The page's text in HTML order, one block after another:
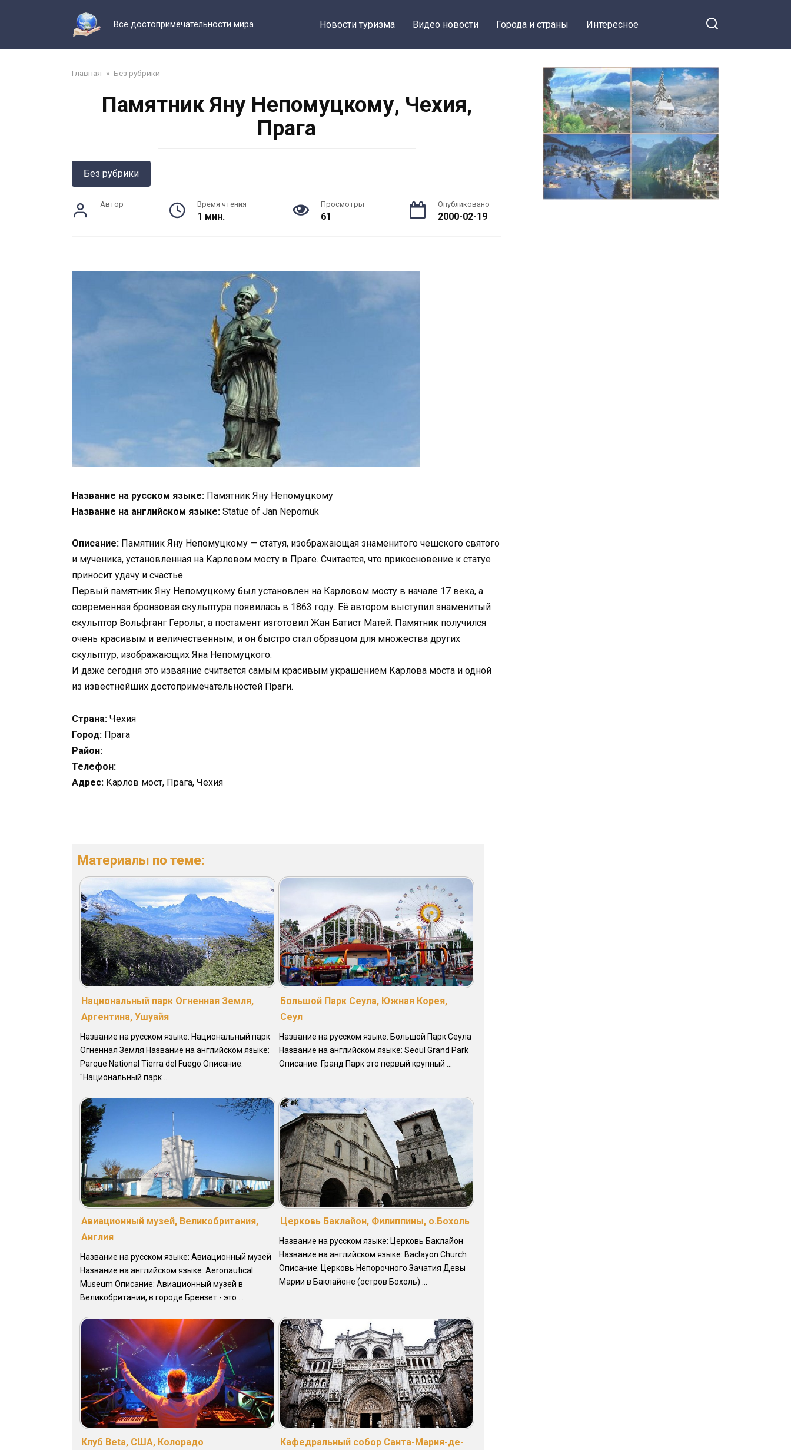
Все достопримечательности мира Новости туризма Видео новости Города и страны Интересное
Главная » Без рубрики
Памятник Яну Непомуцкому, Чехия,
Прага
Без рубрики
Автор Время чтения
1 мин.
Просмотры
61
Опубликовано
2000-02-19
Название на русском языке: Памятник Яну Непомуцкому
Название на английском языке: Statue of Jan Nepomuk
Описание: Памятник Яну Непомуцкому — статуя, изображающая знаменитого чешского святого
и мученика, установленная на Карловом мосту в Праге. Считается, что прикосновение к статуе
приносит удачу и счастье.
Первый памятник Яну Непомуцкому был установлен на Карловом мосту в начале 17 века, а
современная бронзовая скульптура появилась в 1863 году. Её автором выступил знаменитый
скульптор Вольфганг Герольт, а постамент изготовил Жан Батист Матей. Памятник получился
очень красивым и величественным, и он быстро стал образцом для множества других
скульптур, изображающих Яна Непомуцкого.
И даже сегодня это изваяние считается самым красивым украшением Карлова моста и одной
из известнейших достопримечательностей Праги.
Страна: Чехия
Город: Прага
Район:
Телефон:
Адрес: Карлов мост, Прага, Чехия
Материалы по теме:
Национальный парк Огненная Земля,
Аргентина, Ушуайя
Название на русском языке: Национальный парк
Огненная Земля Название на английском языке:
Parque National Tierra del Fuego Описание:
"Национальный парк ...
Большой Парк Сеула, Южная Корея,
Сеул
Название на русском языке: Большой Парк Сеула
Название на английском языке: Seoul Grand Park
Описание: Гранд Парк это первый крупный ...
Авиационный музей, Великобритания,
Англия
Название на русском языке: Авиационный музей
Название на английском языке: Aeronautical
Museum Описание: Авиационный музей в
Великобритании, в городе Брензет - это ...
Церковь Баклайон, Филиппины, о.Бохоль
Название на русском языке: Церковь Баклайон
Название на английском языке: Baclayon Church
Описание: Церковь Непорочного Зачатия Девы
Марии в Баклайоне (остров Бохоль) ...
Клуб Beta, США, Колорадо
Кафедральный собор Санта-Мария-де-